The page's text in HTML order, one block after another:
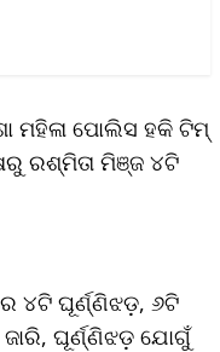
ମହିଳା ପୋଲିସ ହକି ଟିମ୍‌
ରଶ୍ମିତା ମିଞ୍ଜ ୪ଟି
୪ଟି ଘୂର୍ଣ୍ଣିଝଡ଼, ୬ଟି
ଜାରି, ଘୂର୍ଣ୍ଣିଝଡ଼ ଯୋଗୁଁ